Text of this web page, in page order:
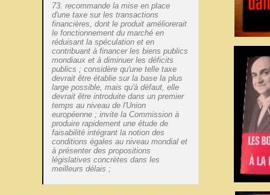
73. recommande la mise en place
d'une taxe sur les transactions
financières, dont le produit améliorerait
le fonctionnement du marché en
réduisant la spéculation et en
contribuant à financer les biens publics
mondiaux et à diminuer les déficits
publics ; considère qu'une telle taxe
devrait être établie sur la base la plus
large possible, mais qu'à défaut, elle
devrait être introduite dans un premier
temps au niveau de l'Union
européenne ; invite la Commission à
produire rapidement une étude de
faisabilité intégrant la notion des
conditions égales au niveau mondial et
à présenter des propositions
législatives concrètes dans les
meilleurs délais ;